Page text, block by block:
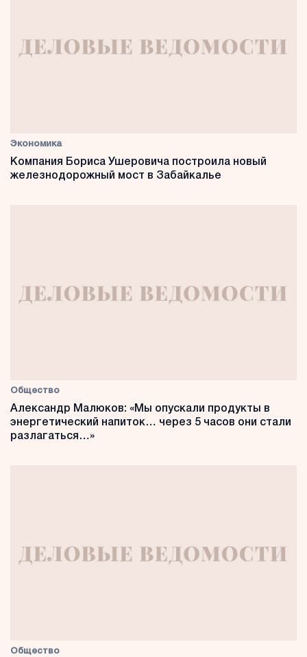
Экономика
Компания Бориса Ушеровича построила новый
железнодорожный мост в Забайкалье
Общество
Александр Малюков: «Мы опускали продукты в
энергетический напиток… через 5 часов они стали
разлагаться…»
Общество